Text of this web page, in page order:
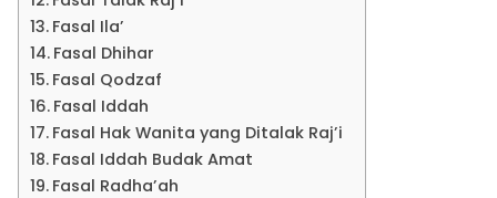
Fasal Ila’
Fasal Dhihar
Fasal Qodzaf
Fasal Iddah
Fasal Hak Wanita yang Ditalak Raj’i
Fasal Iddah Budak Amat
Fasal Radha’ah